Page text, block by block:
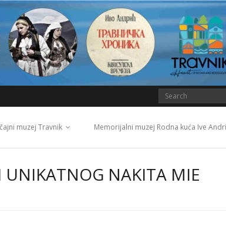
muzej Travnik Memorijalni muzej Rodna kuća Ive
NAKITA MIE